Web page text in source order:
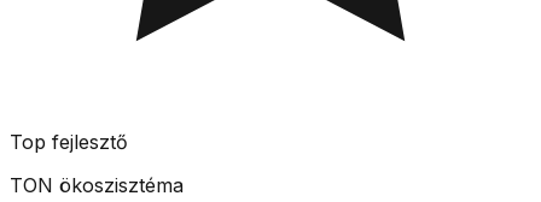
Top fejlesztő
TON ökoszisztéma